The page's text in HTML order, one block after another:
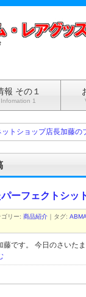
報 その１
1
トショップ店長加藤の
ーフェクトシッ
ゴリー: 商品紹介 ｜タグ:
藤です。 今日のさいた